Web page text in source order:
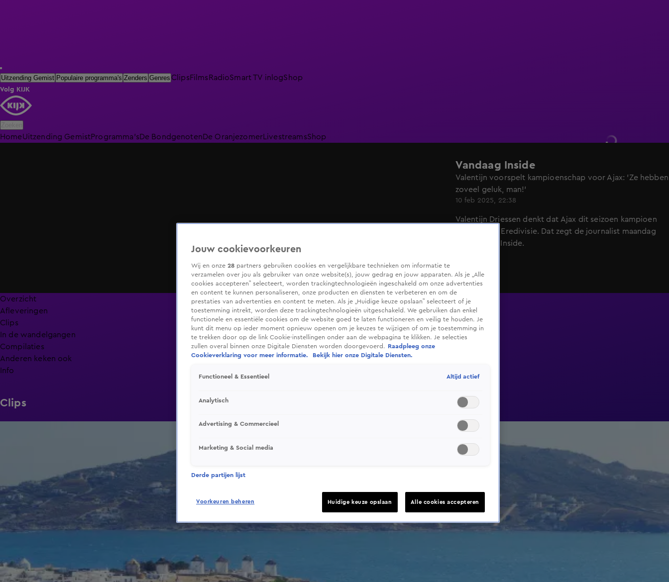
Uitzending Gemist Populaire programma's Zenders Genres ClipsFilmsRadioSmart TV inlogShop
Volg KIJK
HomeUitzending GemistProgramma'sDe BondgenotenDe Oranjezomer LivestreamsShop
Vandaag Inside
Valentijn voorspelt kampioenschap voor Ajax: 'Ze hebben
zoveel geluk, man!'
10 feb 2025, 22:38
Valentijn Driessen denkt dat Ajax dit seizoen kampioen
wordt in de Eredivisie. Dat zegt de journalist maandag
bij Vandaag Inside.
Overzicht
Afleveringen
Clips
In de wandelgangen
Compilaties
Anderen keken ook
Info
Clips
Jouw cookievoorkeuren
Wij en onze 28 partners gebruiken cookies en vergelijkbare technieken om informatie te
verzamelen over jou als gebruiker van onze website(s), jouw gedrag en jouw apparaten. Als je „Alle
cookies accepteren” selecteert, worden trackingtechnologieën ingeschakeld om onze advertenties
en content te kunnen personaliseren, onze producten en diensten te verbeteren en om de
prestaties van advertenties en content te meten. Als je „Huidige keuze opslaan” selecteert of je
toestemming intrekt, worden deze trackingtechnologieën uitgeschakeld. We gebruiken dan enkel
functionele en essentiële cookies om de website goed te laten functioneren en veilig te houden. Je
kunt dit menu op ieder moment opnieuw openen om je keuzes te wijzigen of om je toestemming in
te trekken door op de link Cookie-instellingen onder aan de webpagina te klikken. Je selecties
zullen overal binnen onze Digitale Diensten worden doorgevoerd.
Raadpleeg onze
Cookieverklaring voor meer informatie.
Bekijk hier onze Digitale Diensten.
Functioneel & Essentieel Altijd actief
Analytisch
Advertising & Commercieel
Marketing & Social media
Derde partijen lijst
Voorkeuren beheren Huidige keuze opslaan Alle cookies accepteren